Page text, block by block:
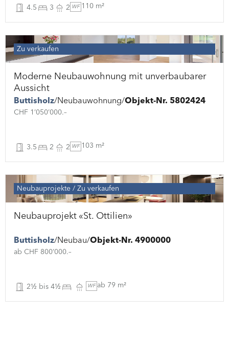
4.5 3 2 WF 110 m²
Zu verkaufen
Moderne Neubauwohnung mit unverbaubarer
Aussicht
Buttisholz Neubauwohnung Objekt-Nr. 5802424
CHF 1’050’000.–
3.5 2 2 WF 103 m²
Neubauprojekte Zu verkaufen
Neubauprojekt «St. Ottilien»
Buttisholz Neubau Objekt-Nr. 4900000
ab CHF 800’000.–
2½ bis 4½ WF ab 79 m²